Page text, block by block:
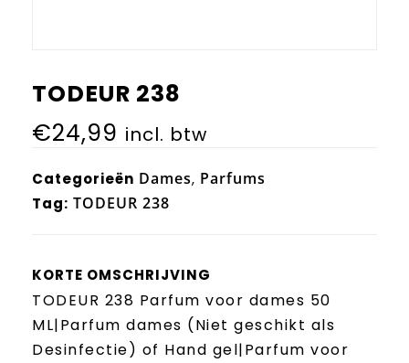
TODEUR 238
€24,99 incl. btw
Categorieën Dames, Parfums
Tag: TODEUR 238
KORTE OMSCHRIJVING
TODEUR 238 Parfum voor dames 50
ML|Parfum dames (Niet geschikt als
Desinfectie) of Hand gel|Parfum voor